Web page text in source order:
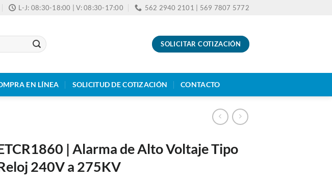
L-J: 08:30-18:00 | V: 08:30-17:00 562 2940 2101 | 569 7807 5772
SOLICITAR COTIZACIÓN
EN LÍNEA SOLICITUD DE COTIZACIÓN CONTACTO
| Alarma de Alto Voltaje Tipo
240V a 275KV